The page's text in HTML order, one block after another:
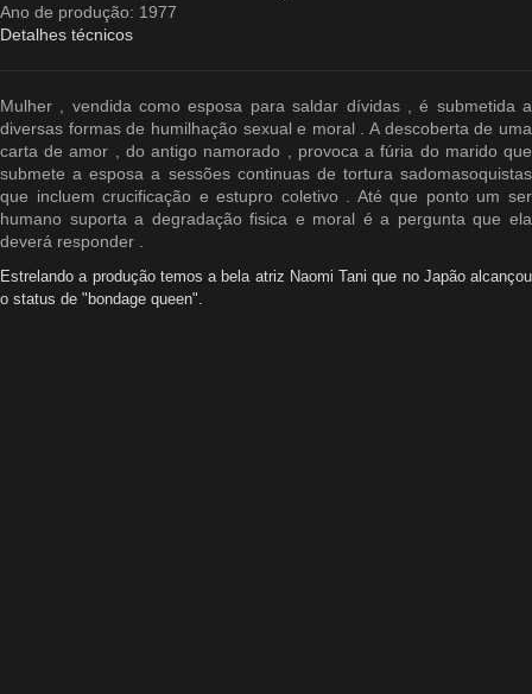
Ano de produção: 1977
Detalhes técnicos
Mulher , vendida como esposa para saldar dívidas , é submetida a
diversas formas de humilhação sexual e moral . A descoberta de uma
carta de amor , do antigo namorado , provoca a fúria do marido que
submete a esposa a sessões continuas de tortura sadomasoquistas
que incluem crucificação e estupro coletivo . Até que ponto um ser
humano suporta a degradação fisica e moral é a pergunta que ela
deverá responder .
Estrelando a produção temos a bela atriz Naomi Tani que no Japão alcançou
o status de "bondage queen".